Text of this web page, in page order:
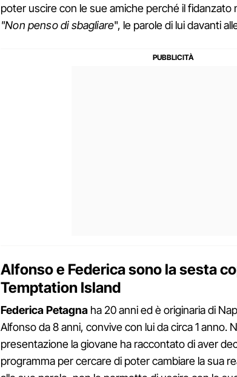
poter uscire con le sue amiche perché il fidanzato
"Non penso di sbagliare", le parole di lui davanti
Alfonso e Federica sono la sesta
Temptation Island
Federica Petagna ha 20 anni ed è originaria di
Alfonso da 8 anni, convive con lui da circa 1 anno.
presentazione la giovane ha raccontato di aver
programma per cercare di poter cambiare la sua